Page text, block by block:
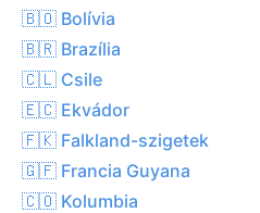
🇧🇴 Bolívia
🇧🇷 Brazília
🇨🇱 Csile
🇪🇨 Ekvádor
🇫🇰 Falkland-szigetek
🇬🇫 Francia Guyana
🇨🇴 Kolumbia